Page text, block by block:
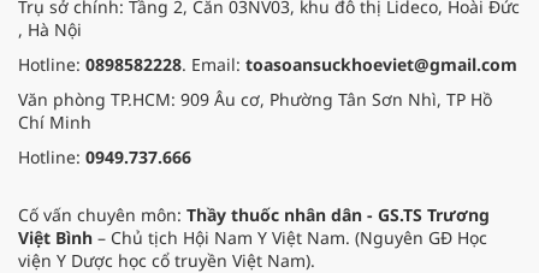
Trụ sở chính: Tầng 2, Căn 03NV03, khu đô thị Lideco, Hoài Đức
, Hà Nội
Hotline: 0898582228. Email: toasoansuckhoeviet@gmail.com
Văn phòng TP.HCM: 909 Âu cơ, Phường Tân Sơn Nhì, TP Hồ
Chí Minh
Hotline: 0949.737.666
Cố vấn chuyên môn: Thầy thuốc nhân dân - GS.TS Trương
Việt Bình – Chủ tịch Hội Nam Y Việt Nam. (Nguyên GĐ Học
viện Y Dược học cổ truyền Việt Nam).